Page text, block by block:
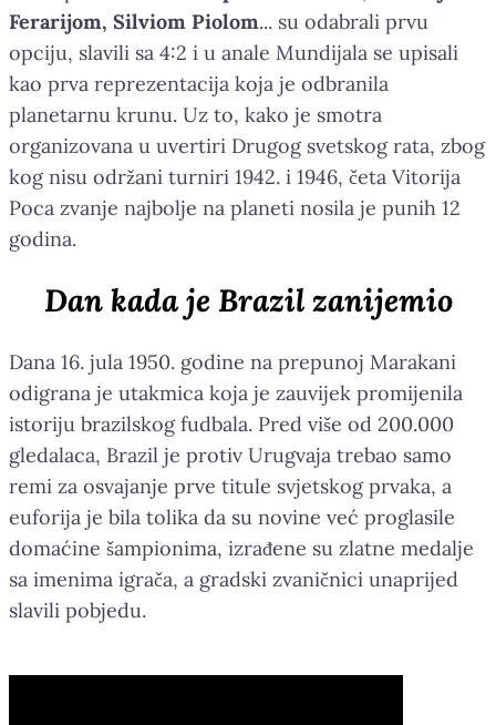
Ferarijom, Silviom Piolom... su odabrali prvu
opciju, slavili sa 4:2 i u anale Mundijala se upisali
kao prva reprezentacija koja je odbranila
planetarnu krunu. Uz to, kako je smotra
organizovana u uvertiri Drugog svetskog rata, zbog
kog nisu održani turniri 1942. i 1946, četa Vitorija
Poca zvanje najbolje na planeti nosila je punih 12
godina.
Dan kada je Brazil zanijemio
Dana 16. jula 1950. godine na prepunoj Marakani
odigrana je utakmica koja je zauvijek promijenila
istoriju brazilskog fudbala. Pred više od 200.000
gledalaca, Brazil je protiv Urugvaja trebao samo
remi za osvajanje prve titule svjetskog prvaka, a
euforija je bila tolika da su novine već proglasile
domaćine šampionima, izrađene su zlatne medalje
sa imenima igrača, a gradski zvaničnici unaprijed
slavili pobjedu.